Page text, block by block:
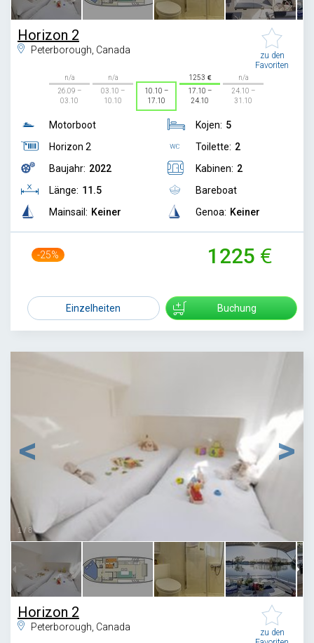
Horizon 2
Peterborough, Canada
zu den
Favoriten
n/a
26.09 –
03.10
n/a
03.10 –
10.10
10.10 –
17.10
1253
17.10 –
24.10
n/a
24.10 –
31.10
Motorboot
Horizon 2
Baujahr: 2022
Länge: 11.5
Mainsail: Keiner
Kojen: 5
Toilette: 2
Kabinen: 2
Bareboat
Genoa: Keiner
-25% 1225
Einzelheiten Buchung
1/8
Horizon 2
Peterborough, Canada
zu den